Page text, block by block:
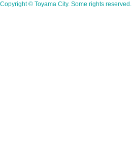
Copyright © Toyama City. Some rights reserved.